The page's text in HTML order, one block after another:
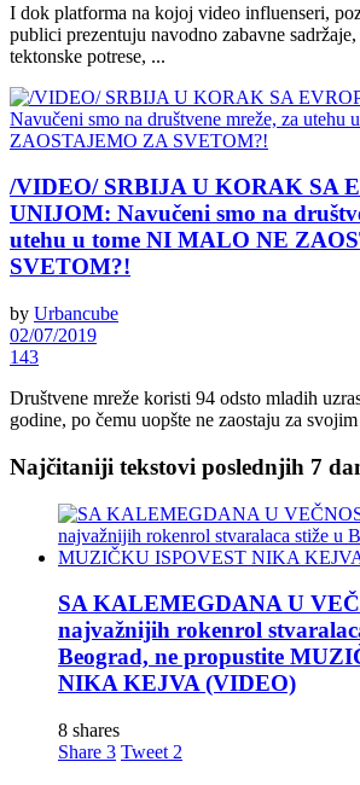
I dok platforma na kojoj video influenseri,
publici prezentuju navodno zabavne
tektonske potrese, ...
/VIDEO/ SRBIJA U KORAK SA
UNIJOM: Navučeni smo na
utehu u tome NI MALO NE
SVETOM?!
by Urbancube
02/07/2019
143
Društvene mreže koristi 94 odsto mladih
godine, po čemu uopšte ne zaostaju za
Najčitaniji tekstovi poslednjih 7
SA KALEMEGDANA U
najvažnijih rokenrol
Beograd, ne propustite
NIKA KEJVA (VIDEO)
8 shares
Share 3 Tweet 2